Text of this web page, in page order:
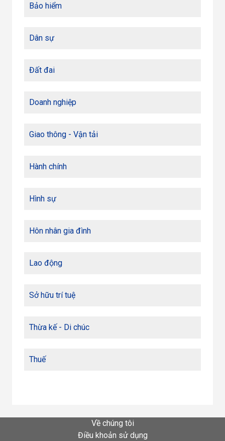
Bảo hiểm
Dân sự
Đất đai
Doanh nghiệp
Giao thông - Vận tải
Hành chính
Hình sự
Hôn nhân gia đình
Lao động
Sở hữu trí tuệ
Thừa kế - Di chúc
Thuế
Về chúng tôi
Điều khoản sử dụng